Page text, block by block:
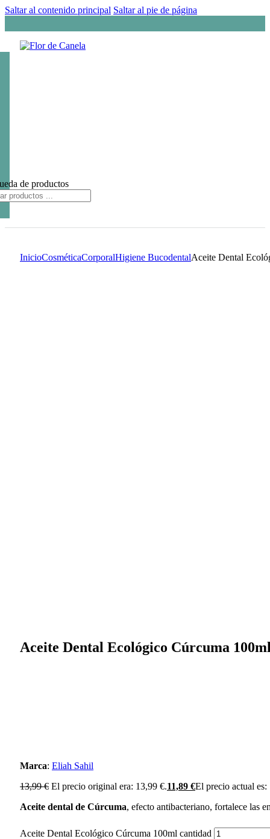
Saltar al contenido principal Saltar al pie de página
de productos
InicioCosméticaCorporalHigiene BucodentalAceite Dental
Aceite Dental Ecológico Cúrcuma
Marca: Eliah Sahil
13,99€ El precio original era: 13,99 €.11,89 €El precio actual es:
Aceite dental de Cúrcuma, efecto antibacteriano, fortalece las
Aceite Dental Ecológico Cúrcuma 100ml cantidad